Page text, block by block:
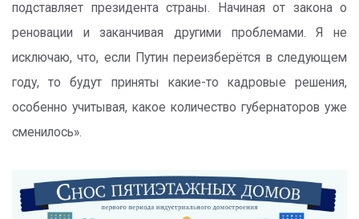
подставляет президента страны. Начиная от закона о
реновации и заканчивая другими проблемами. Я не
исключаю, что, если Путин переизберётся в следующем
году, то будут приняты какие-то кадровые решения,
особенно учитывая, какое количество губернаторов уже
сменилось».